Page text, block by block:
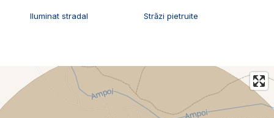
Iluminat stradal Străzi pietruite